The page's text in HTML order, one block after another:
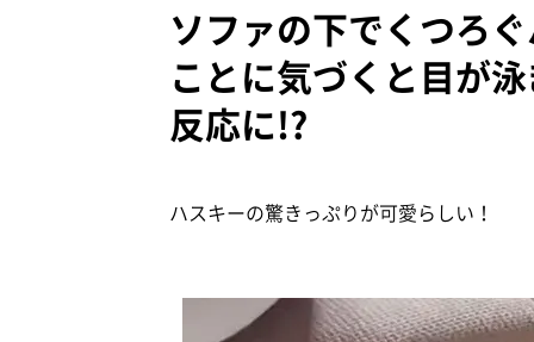
ソファの下でくつろ
ことに気づくと目が
反応に!?
ハスキーの驚きっぷりが可愛らしい！